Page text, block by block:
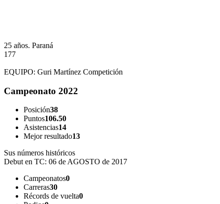
25 años. Paraná
177
EQUIPO: Guri Martínez Competición
Campeonato 2022
Posición38
Puntos106.50
Asistencias14
Mejor resultado13
Sus números históricos
Debut en TC: 06 de AGOSTO de 2017
Campeonatos0
Carreras30
Récords de vuelta0